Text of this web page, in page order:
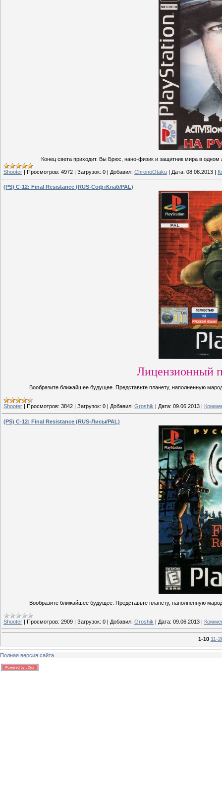
Конец света приходит. Вы Брюс, нано-физик и защитник мира в
Shooter | Просмотров: 4972 | Загрузок: 0 | Добавил: ChronoOtaku | Дата: 08.08.2013 |
(PS) C-12: Final Resistance (RUS-СофтКлаб/PAL)
Лицензионный
Вообразите ближайшее будущее. Представьте планету, наполненную
Shooter | Просмотров: 3842 | Загрузок: 0 | Добавил: Groshik | Дата: 09.06.2013 |
(PS) C-12: Final Resistance (RUS-Лисы/PAL)
Вообразите ближайшее будущее. Представьте планету, наполненную
Shooter | Просмотров: 2909 | Загрузок: 0 | Добавил: Groshik | Дата: 09.06.2013 |
1-10 11-
Полная версия сайта